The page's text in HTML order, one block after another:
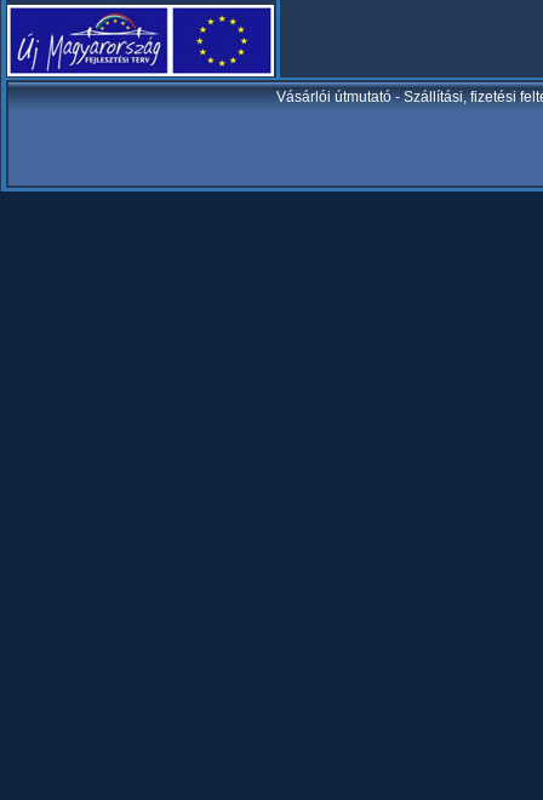
Vásárlói útmutató-Szállítási, fizetési